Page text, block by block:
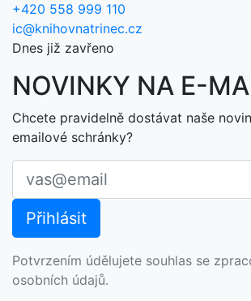
+420 558 999 110
ic@knihovnatrinec.cz
Dnes již zavřeno
NOVINKY NA E-
Chcete pravidelně dostávat naše
emailové schránky?
Potvrzením údělujete souhlas se
osobních údajů.